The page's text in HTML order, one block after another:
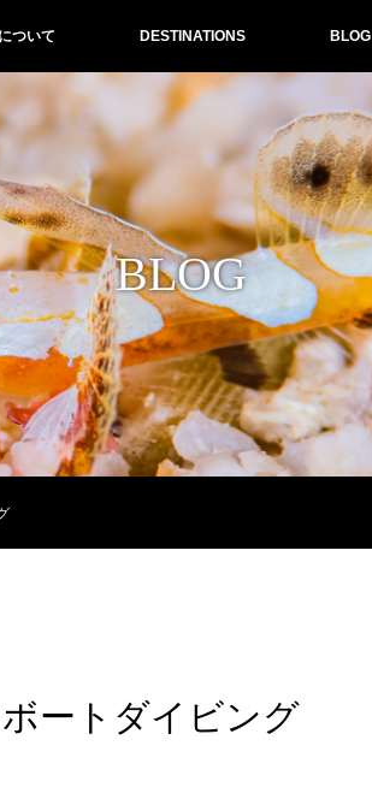
ついて DESTINATIONS BLOG
BLOG
ートダイビング